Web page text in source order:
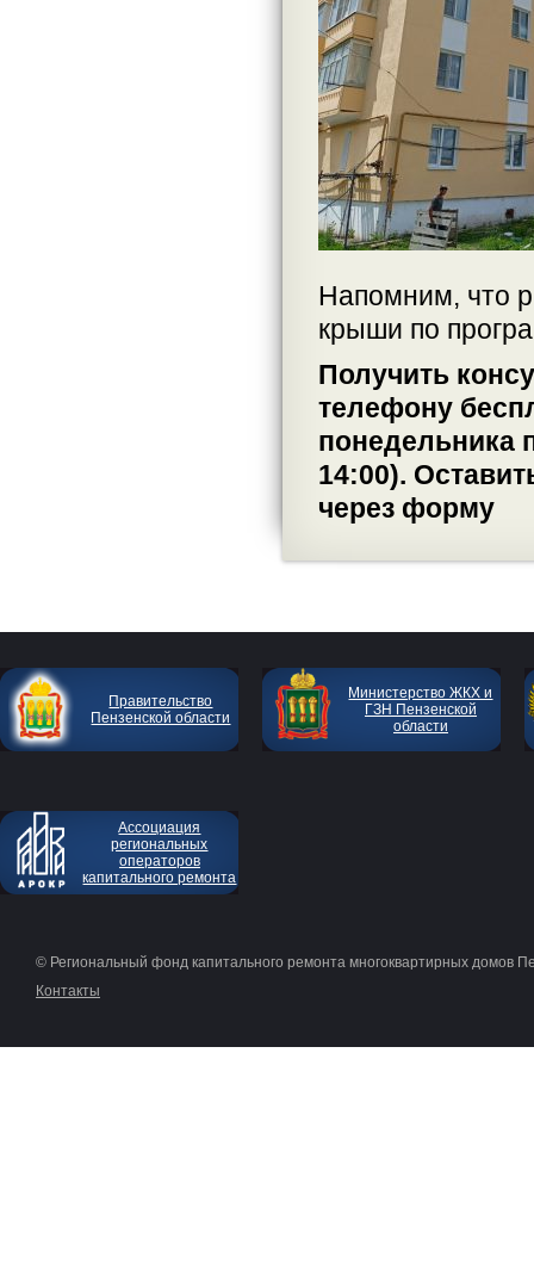
Напомним, что
крыши по
Получить
телефону
понедельника
14:00).
через форму
Правительство
Пензенской области
Министерство ЖКХ и
ГЗН Пензенской
области
Ассоциация
региональных
операторов
капитального ремонта
© Региональный фонд капитального ремонта многоквартирных домов
Контакты